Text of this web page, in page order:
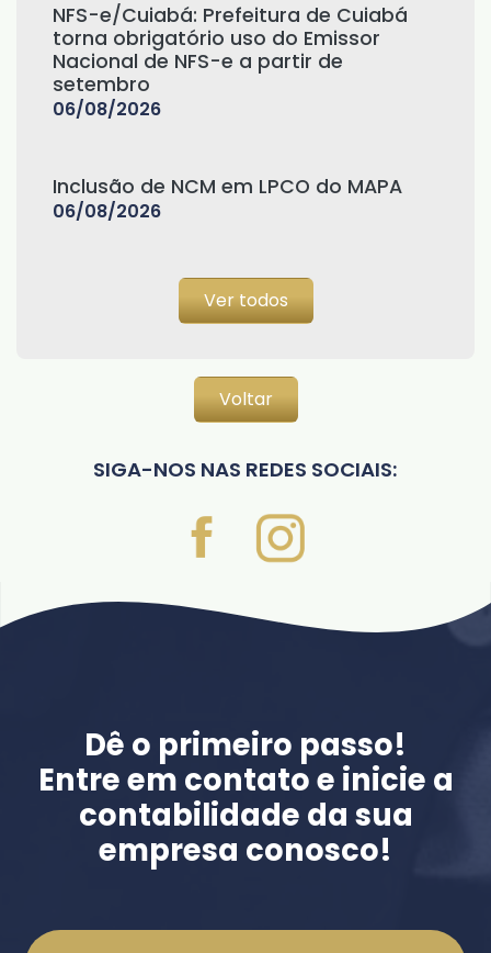
NFS-e/Cuiabá: Prefeitura de Cuiabá
torna obrigatório uso do Emissor
Nacional de NFS-e a partir de
setembro
06/08/2026
Inclusão de NCM em LPCO do MAPA
06/08/2026
Ver todos
Voltar
SIGA-NOS NAS REDES SOCIAIS:
Dê o primeiro passo!
Entre em contato e inicie a
contabilidade da sua
empresa conosco!